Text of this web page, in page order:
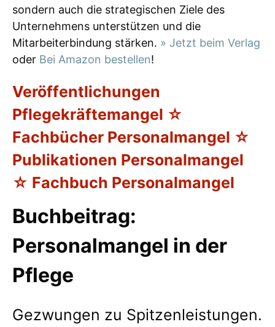
sondern auch die strategischen Ziele des
Unternehmens unterstützen und die
Mitarbeiterbindung stärken. » Jetzt beim Verlag
oder Bei Amazon bestellen!
Veröffentlichungen
Pflegekräftemangel ☆
Fachbücher Personalmangel ☆
Publikationen Personalmangel
☆ Fachbuch Personalmangel
Buchbeitrag:
Personalmangel in der
Pflege
Gezwungen zu Spitzenleistungen.